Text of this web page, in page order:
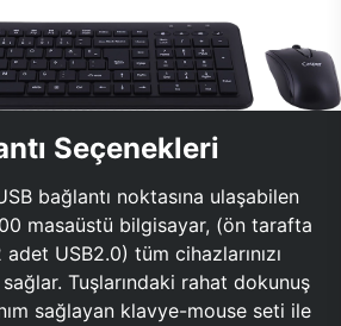
Seçenekleri
bağlantı noktasına ulaşabilen
masaüstü bilgisayar, (ön tarafta
USB2.0) tüm cihazlarınızı
sağlar. Tuşlarındaki rahat dokunuş
sağlayan klavye-mouse seti ile